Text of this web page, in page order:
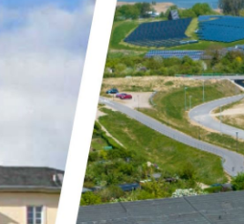
höhere
Berufsfachschule
Berufsschule
Berufsfachschule
Berufsvorbereitung